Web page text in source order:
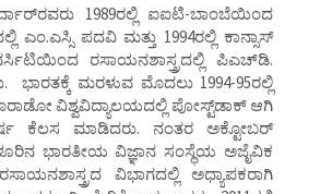
1989ರಲ್ಲಿ ಐ‌ಐಟಿ-ಬಾಂಬೆಯಿಂದ
ಎಂ.ಎಸ್ಸಿ ಪದವಿ ಮತ್ತು 1994ರಲ್ಲಿ ಕಾನ್ಸಾಸ್
ರಸಾಯನಶಾಸ್ತ್ರದಲ್ಲಿ ಪಿ‌ಎಚ್‌ಡಿ.
ಭಾರತಕ್ಕೆ ಮರಳುವ ಮೊದಲು 1994-95ರಲ್ಲಿ
ವಿಶ್ವವಿದ್ಯಾಲಯದಲ್ಲಿ ಪೋಸ್ಟ್‌ಡಾಕ್ ಆಗಿ
ಕೆಲಸ ಮಾಡಿದರು. ನಂತರ ಅಕ್ಟೋಬರ್
ಭಾರತೀಯ ವಿಜ್ಞಾನ ಸಂಸ್ಥೆಯ ಅಜೈವಿಕ
ವಿಭಾಗದಲ್ಲಿ ಅಧ್ಯಾಪಕರಾಗಿ